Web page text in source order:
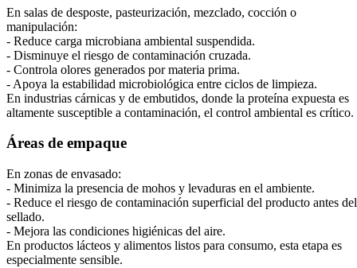
En salas de desposte, pasteurización, mezclado, cocción o
manipulación:
- Reduce carga microbiana ambiental suspendida.
- Disminuye el riesgo de contaminación cruzada.
- Controla olores generados por materia prima.
- Apoya la estabilidad microbiológica entre ciclos de limpieza.
En industrias cárnicas y de embutidos, donde la proteína expuesta es
altamente susceptible a contaminación, el control ambiental es crítico.
Áreas de empaque
En zonas de envasado:
- Minimiza la presencia de mohos y levaduras en el ambiente.
- Reduce el riesgo de contaminación superficial del producto antes del
sellado.
- Mejora las condiciones higiénicas del aire.
En productos lácteos y alimentos listos para consumo, esta etapa es
especialmente sensible.